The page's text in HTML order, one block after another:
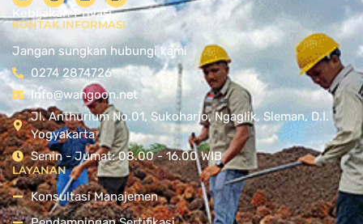
Kebijakan Privasi
KONTAK INFORMASI
Jangan sungkan hubungi kami
0274 2874726
Info@wangoon.net
Jl. Anthurium No.01, Sukoharjo, Ngaglik, Sleman, D.I.
Yogyakarta
Senin - Jumat: 08.00 - 16.00 WIB
LAYANAN
Konsultasi Manajemen